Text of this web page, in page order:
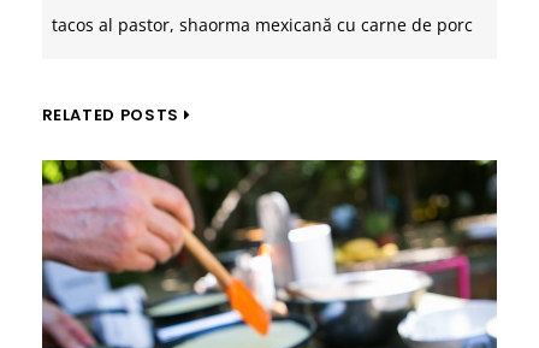
tacos al pastor, shaorma mexicană cu carne de porc
RELATED POSTS